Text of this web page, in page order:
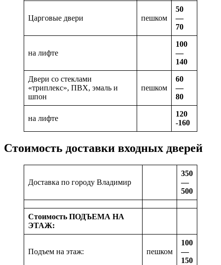
Царговые двери пешком
50
—
70
на лифте
100
—
140
Двери со стеклами
«триплекс», ПВХ, эмаль и
шпон
пешком
60
—
80
на лифте
120
-160
Стоимость доставки входных дверей
Доставка по городу Владимир
350
—
500
Стоимость ПОДЪЕМА НА
ЭТАЖ:
Подъем на этаж: пешком
100
—
150